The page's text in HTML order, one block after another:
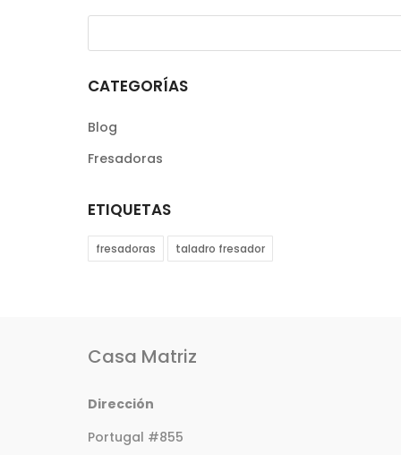
CATEGORÍAS
Blog
Fresadoras
ETIQUETAS
fresadoras taladro fresador
Casa Matriz
Dirección
Portugal #855